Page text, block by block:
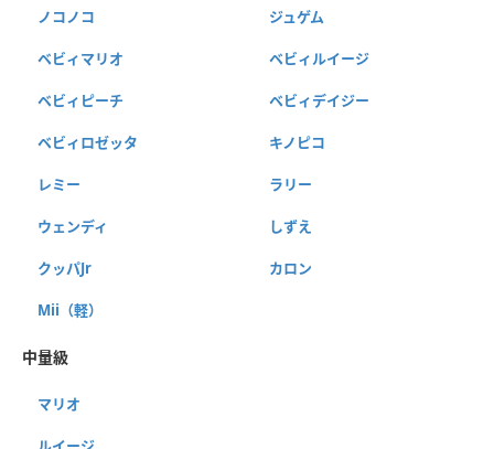
ノコノコ ジュゲム
ベビィマリオ ベビィルイージ
ベビィピーチ ベビィデイジー
ベビィロゼッタ キノピコ
レミー ラリー
ウェンディ しずえ
クッパJr カロン
Mii（軽）
中量級
マリオ